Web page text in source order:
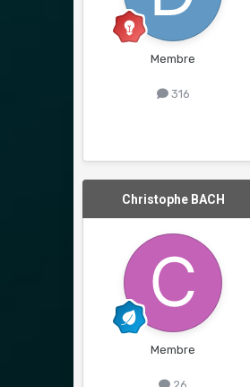
Membre
316
Christophe BACH
Membre